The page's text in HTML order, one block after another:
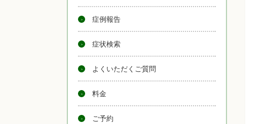
症例報告
症状検索
よくいただくご質問
料金
ご予約